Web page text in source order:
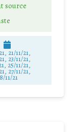
source
21/11/21,
23/11/21,
25/11/21,
27/11/21,
11/21